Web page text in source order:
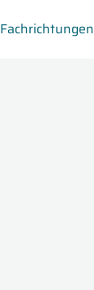
Fachrichtungen